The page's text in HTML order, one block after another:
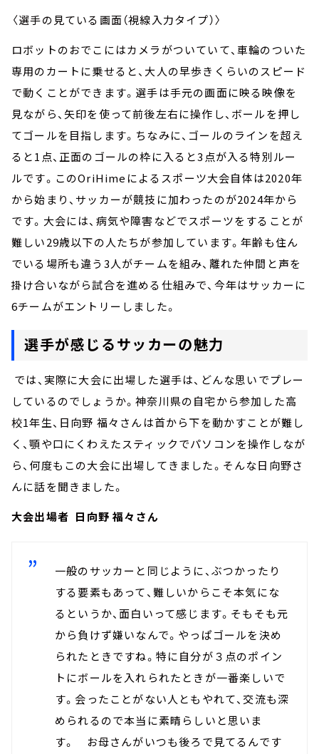
〈選手の見ている画面（視線入力タイプ）〉
ロボットのおでこにはカメラがついていて、車輪のついた
専用のカートに乗せると、大人の早歩きくらいのスピード
で動くことができます。選手は手元の画面に映る映像を
見ながら、矢印を使って前後左右に操作し、ボールを押し
てゴールを目指します。ちなみに、ゴールのラインを超え
ると1点、正面のゴールの枠に入ると3点が入る特別ルー
ルです。このOriHimeによるスポーツ大会自体は2020年
から始まり、サッカーが競技に加わったのが2024年から
です。大会には、病気や障害などでスポーツをすることが
難しい29歳以下の人たちが参加しています。年齢も住ん
でいる場所も違う3人がチームを組み、離れた仲間と声を
掛け合いながら試合を進める仕組みで、 今年はサッカーに
6チームがエントリーしました。
選手が感じるサッカーの魅力
では、実際に大会に出場した選手は、どんな思いでプレー
しているのでしょうか。神奈川県の自宅から参加した高
校1年生、日向野 福々さんは首から下を動かすことが難し
く、顎や口にくわえたスティックでパソコンを操作しなが
ら、何度もこの大会に出場してきました。そんな日向野さ
んに話を聞きました。
大会出場者 日向野 福々さん
一般のサッカーと同じように、ぶつかったり
する要素もあって、難しいからこそ本気にな
るというか、面白いって感じます。そもそも元
から負けず嫌いなんで。やっぱゴールを決め
られたときですね。特に自分が３点のポイン
トにボールを入れられたときが一番楽しいで
す。会ったことがない人ともやれて、交流も深
められるので本当に素晴らしいと思いま
す。 お母さんがいつも後ろで見てるんです